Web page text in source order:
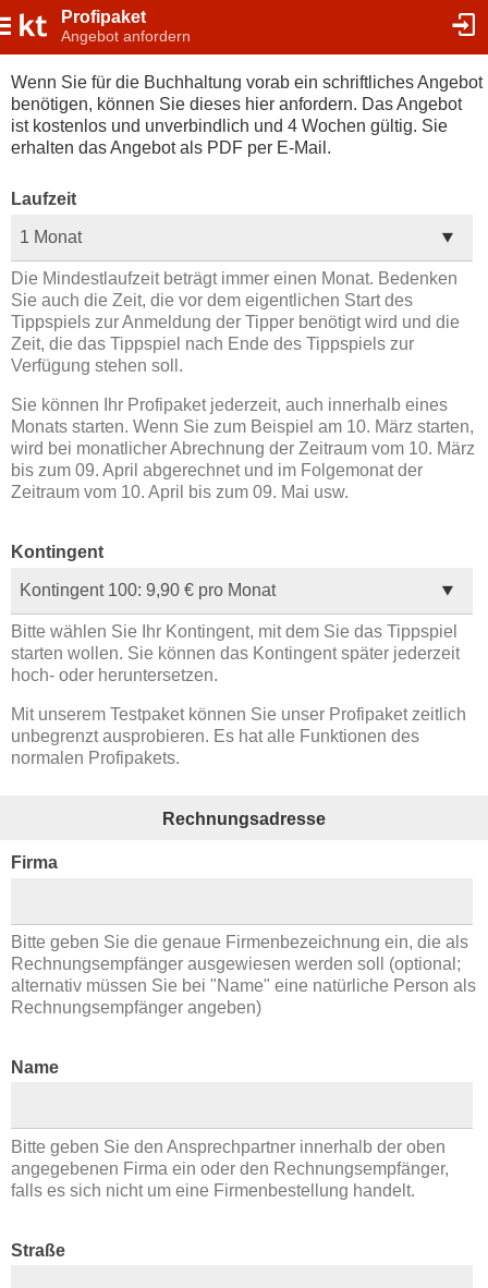
Profipaket
Angebot anfordern
Wenn Sie für die Buchhaltung vorab ein schriftliches Angebot
benötigen, können Sie dieses hier anfordern. Das Angebot
ist kostenlos und unverbindlich und 4 Wochen gültig. Sie
erhalten das Angebot als PDF per E-Mail.
Laufzeit
Die Mindestlaufzeit beträgt immer einen Monat. Bedenken
Sie auch die Zeit, die vor dem eigentlichen Start des
Tippspiels zur Anmeldung der Tipper benötigt wird und die
Zeit, die das Tippspiel nach Ende des Tippspiels zur
Verfügung stehen soll.
Sie können Ihr Profipaket jederzeit, auch innerhalb eines
Monats starten. Wenn Sie zum Beispiel am 10. März starten,
wird bei monatlicher Abrechnung der Zeitraum vom 10. März
bis zum 09. April abgerechnet und im Folgemonat der
Zeitraum vom 10. April bis zum 09. Mai usw.
Kontingent
Bitte wählen Sie Ihr Kontingent, mit dem Sie das Tippspiel
starten wollen. Sie können das Kontingent später jederzeit
hoch- oder heruntersetzen.
Mit unserem Testpaket können Sie unser Profipaket zeitlich
unbegrenzt ausprobieren. Es hat alle Funktionen des
normalen Profipakets.
Rechnungsadresse
Firma
Bitte geben Sie die genaue Firmenbezeichnung ein, die als
Rechnungsempfänger ausgewiesen werden soll (optional;
alternativ müssen Sie bei "Name" eine natürliche Person als
Rechnungsempfänger angeben)
Name
Bitte geben Sie den Ansprechpartner innerhalb der oben
angegebenen Firma ein oder den Rechnungsempfänger,
falls es sich nicht um eine Firmenbestellung handelt.
Straße